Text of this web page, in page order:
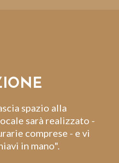
spazio alla
sarà realizzato -
comprese - e vi
in mano".